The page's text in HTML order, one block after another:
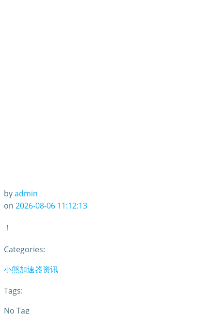
byadmin
on 2026-08-06 11:12:13
！
Categories:
小熊加速器资讯
Tags:
No Tag